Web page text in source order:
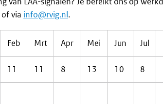
via info@rvig.nl.
Feb Mrt Apr Mei Jun Jul
11 11 8 13 10 8